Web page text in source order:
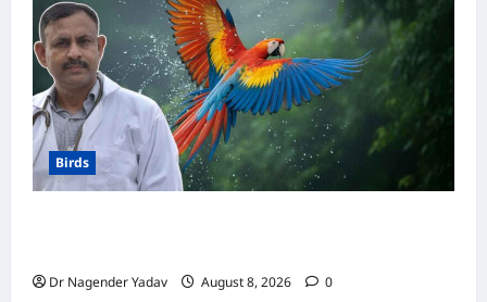
Birds
Dr Nagender Yadav August 8, 2026 0